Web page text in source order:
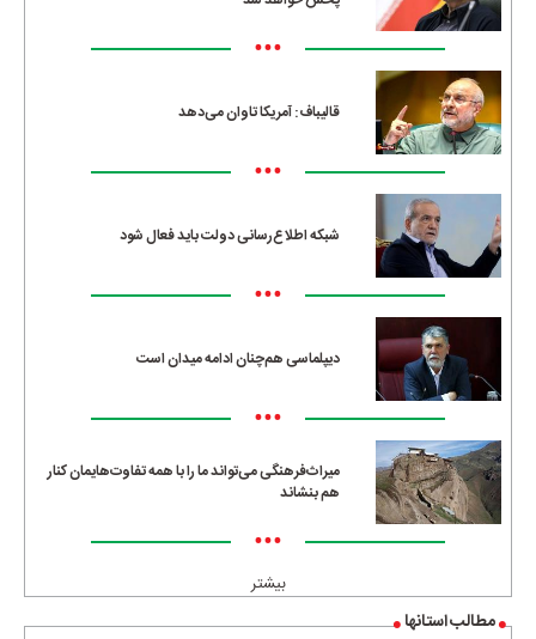
•••
قالیباف: آمریکا تاوان می‌دهد
•••
شبکه اطلاع‌رسانی دولت باید فعال شود
•••
دیپلماسی هم‌چنان ادامه میدان است
•••
میراث‌فرهنگی می‌تواند ما را با همه تفاوت‌هایمان کنار
هم بنشاند
•••
بیشتر
مطالب استانها